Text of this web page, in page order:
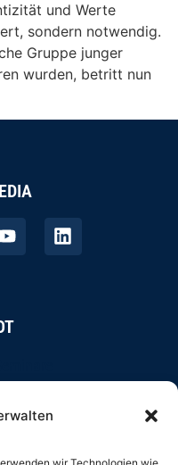
und Werte
sondern notwendig.
Gruppe junger
wurden, betritt nun